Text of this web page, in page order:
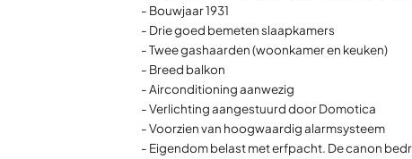
- Bouwjaar 1931
- Drie goed bemeten slaapkamers
- Twee gashaarden (woonkamer en keuken)
- Breed balkon
- Airconditioning aanwezig
- Verlichting aangestuurd door Domotica
- Voorzien van hoogwaardig alarmsysteem
- Eigendom belast met erfpacht. De canon